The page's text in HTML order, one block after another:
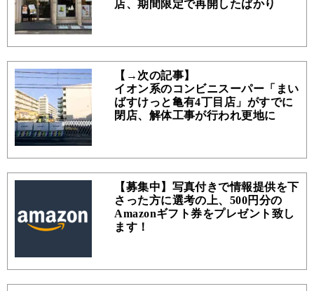
店、期間限定で再開したばかり
【→次の記事】
イオン系のコンビニスーパー「まい
ばすけっと亀有4丁目店」がすでに
閉店、解体工事が行われ更地に
【募集中】写真付きで情報提供を下
さった方に選考の上、500円分の
Amazonギフト券をプレゼント致し
ます！